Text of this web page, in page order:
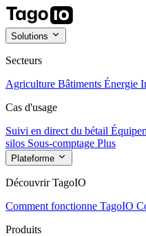
Solutions
Secteurs
Agriculture Bâtiments Énergie
Cas d'usage
Suivi en direct du bétail
silos Sous-comptage Plus
Plateforme
Découvrir TagoIO
Comment fonctionne TagoIO
Produits